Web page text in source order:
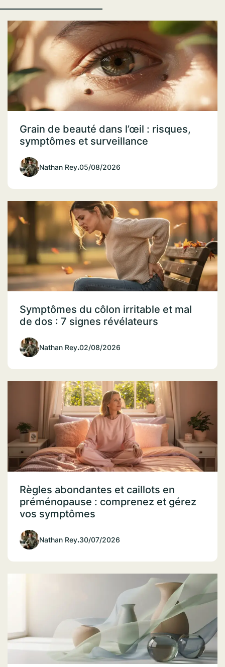
Grain de beauté dans l’œil : risques,
symptômes et surveillance
Nathan Rey.05/08/2026
Symptômes du côlon irritable et mal
de dos : 7 signes révélateurs
Nathan Rey.02/08/2026
Règles abondantes et caillots en
préménopause : comprenez et gérez
vos symptômes
Nathan Rey.30/07/2026